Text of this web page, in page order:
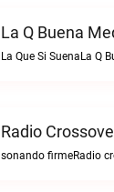
La Q Buena
La Que Si SuenaLa Q
Radio
sonando firmeRadio